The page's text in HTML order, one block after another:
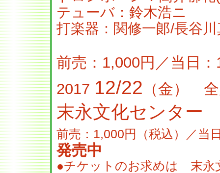
テューバ：鈴木浩ニ
打楽器：関修一郞/長谷
前売：1,000円／当日
2017 12/22 （金）
末永文化センター
前売：1,000円（税込）／当
発売中
●チケットのお求めは 末永